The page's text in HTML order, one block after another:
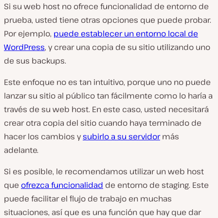
Si su web host no ofrece funcionalidad de entorno de
prueba, usted tiene otras opciones que puede probar.
Por ejemplo, puede establecer un entorno local de
WordPress, y crear una copia de su sitio utilizando uno
de sus backups.
Este enfoque no es tan intuitivo, porque uno no puede
lanzar su sitio al público tan fácilmente como lo haría a
través de su web host. En este caso, usted necesitará
crear otra copia del sitio cuando haya terminado de
hacer los cambios ysubirlo a su servidormás
adelante.
Si es posible, le recomendamos utilizar un web host
que ofrezca funcionalidad de entorno de staging. Este
puede facilitar el flujo de trabajo en muchas
situaciones, así que es una función que hay que dar